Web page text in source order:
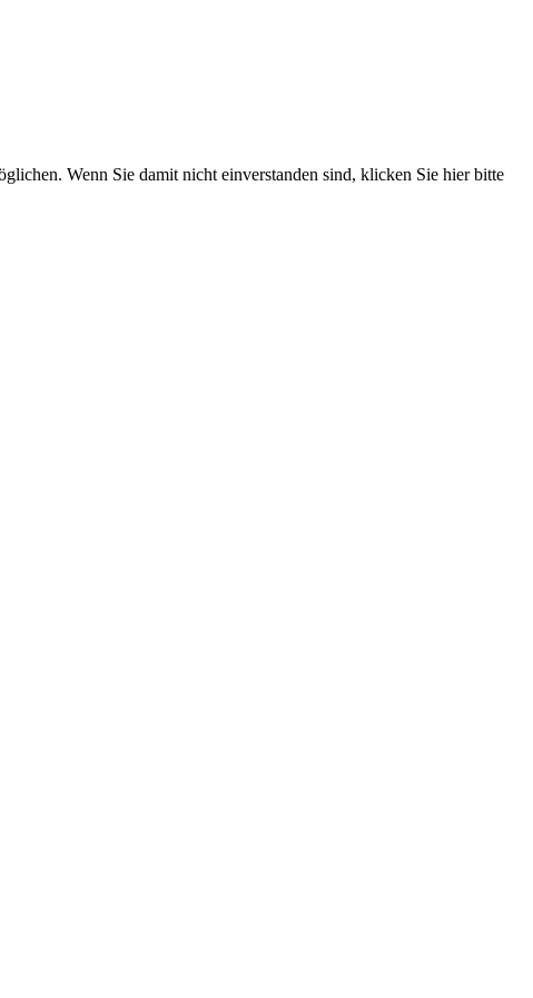
Wenn Sie damit nicht einverstanden sind, klicken Sie hier bitte